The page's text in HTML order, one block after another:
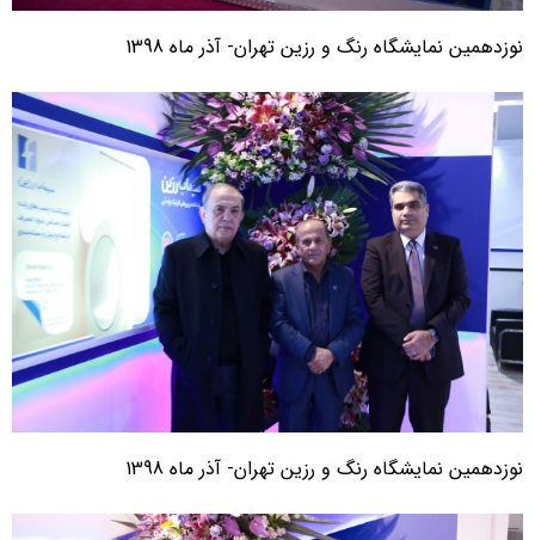
نوزدهمین نمایشگاه رنگ و رزین تهران- آذر ماه 1398
نوزدهمین نمایشگاه رنگ و رزین تهران- آذر ماه 1398